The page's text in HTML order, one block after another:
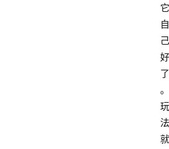
它
自
己
好
了
。
玩
法
就